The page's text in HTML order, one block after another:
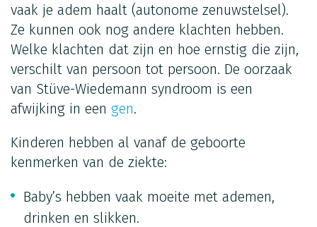
vaak je adem haalt (autonome zenuwstelsel).
Ze kunnen ook nog andere klachten hebben.
Welke klachten dat zijn en hoe ernstig die zijn,
verschilt van persoon tot persoon. De oorzaak
van Stüve-Wiedemann syndroom is een
afwijking in een gen.
Kinderen hebben al vanaf de geboorte
kenmerken van de ziekte:
Baby’s hebben vaak moeite met ademen,
drinken en slikken.